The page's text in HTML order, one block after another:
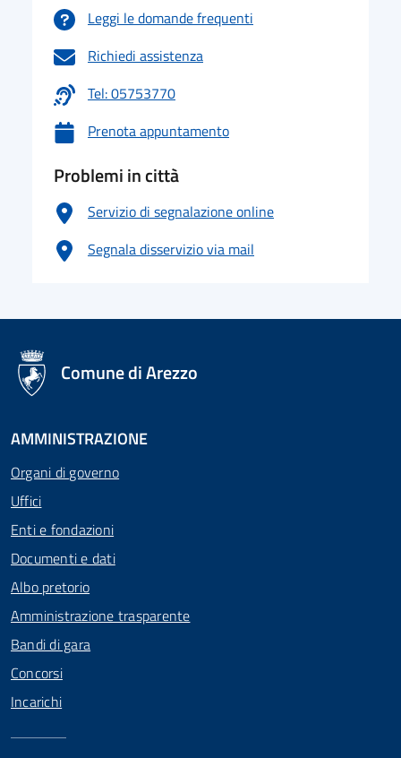
Leggi le domande frequenti
Richiedi assistenza
Tel: 05753770
Prenota appuntamento
Problemi in città
Servizio di segnalazione online
Segnala disservizio via mail
logo Unione Europea
Comune di Arezzo
AMMINISTRAZIONE
Organi di governo
Uffici
Enti e fondazioni
Documenti e dati
Albo pretorio
Amministrazione trasparente
Bandi di gara
Concorsi
Incarichi